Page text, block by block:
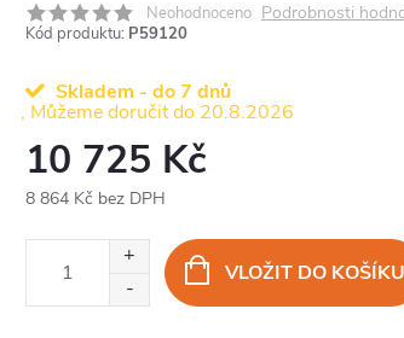
Neohodnoceno Podrobnosti
Kód produktu: P59120
Skladem - do 7 dnů
20.8.2026
10 725 Kč
8 864 Kč bez DPH
VLOŽIT DO KOŠÍKU